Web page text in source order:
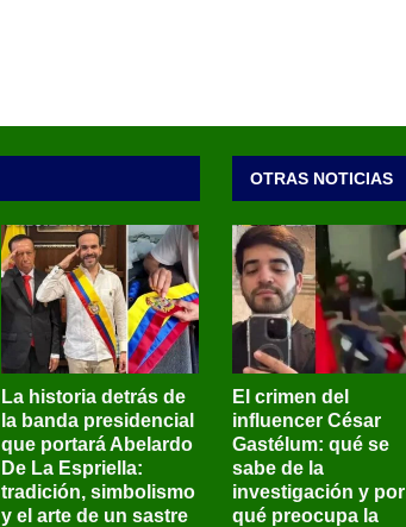
La historia detrás de
la banda presidencial
que portará Abelardo
De La Espriella:
tradición, simbolismo
y el arte de un sastre
OTRAS NOTICIAS
El crimen del
influencer César
Gastélum: qué se
sabe de la
investigación y por
qué preocupa la